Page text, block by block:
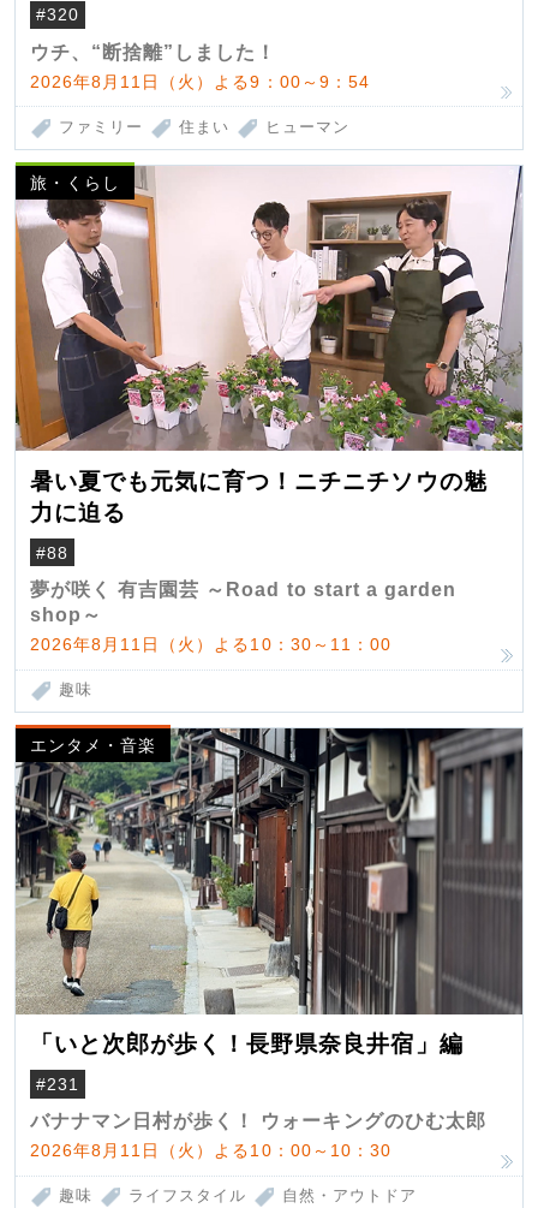
#320
ウチ、“断捨離”しました！
2026年8月11日（火）よる9：00～9：54
ファミリー 住まい ヒューマン
旅・くらし
暑い夏でも元気に育つ！ニチニチソウの魅
力に迫る
#88
夢が咲く 有吉園芸 ～Road to start a garden
shop～
2026年8月11日（火）よる10：30～11：00
趣味
エンタメ・音楽
「いと次郎が歩く！長野県奈良井宿」編
#231
バナナマン日村が歩く！ ウォーキングのひむ太郎
2026年8月11日（火）よる10：00～10：30
趣味 ライフスタイル 自然・アウトドア